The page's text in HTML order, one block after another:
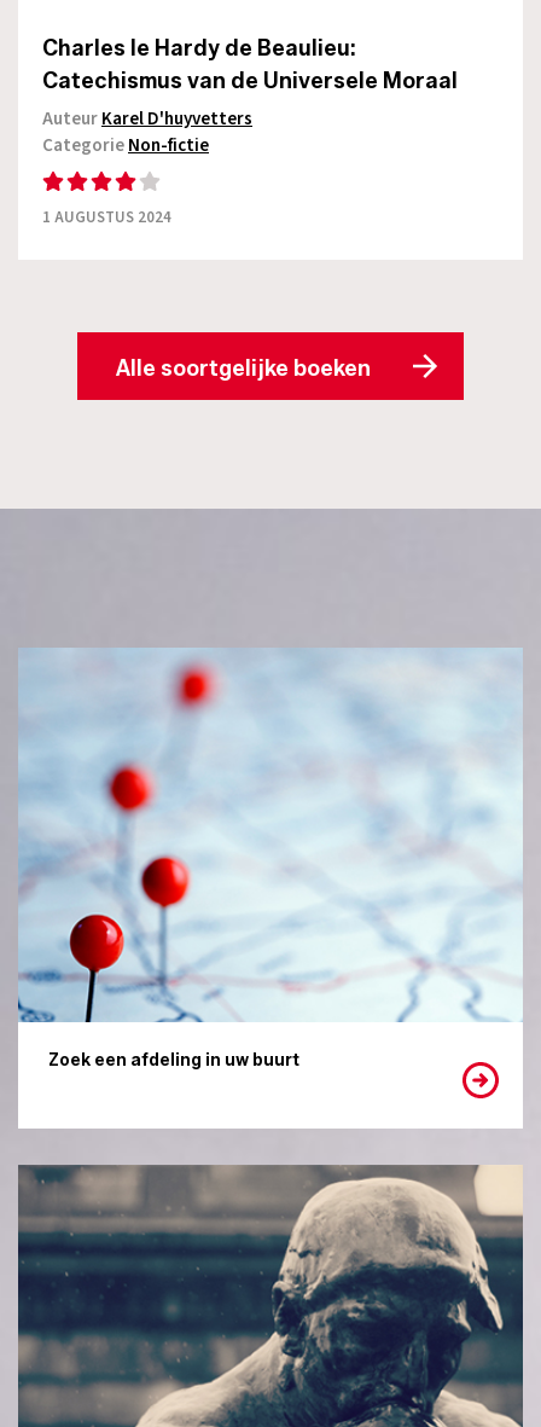
Charles le Hardy de Beaulieu:
Catechismus van de Universele Moraal
AuteurKarel D'huyvetters
CategorieNon-fictie
1 AUGUSTUS 2024
Alle soortgelijke boeken
Zoek een afdeling in uw buurt